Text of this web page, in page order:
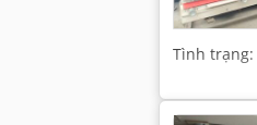
Tình trạng: